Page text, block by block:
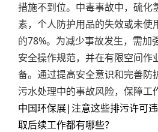
措施不到位。中毒事故中，硫化
素，个人防护用品的失效或未使
的78%。为减少事故发生，需加
安全操作规范，并在有限空间作
备。通过提高安全意识和完善防
污水处理中的事故风险，保障工
中国环保展|注意这些排污许可
取后续工作都有哪些？